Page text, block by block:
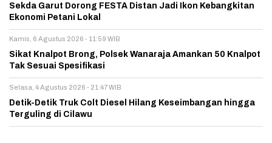
Sekda Garut Dorong FESTA Distan Jadi Ikon Kebangkitan
Ekonomi Petani Lokal
Kamis, 6 Agustus 2026 - 11:59 WIB
Sikat Knalpot Brong, Polsek Wanaraja Amankan 50 Knalpot
Tak Sesuai Spesifikasi
Selasa, 4 Agustus 2026 - 21:47 WIB
Detik-Detik Truk Colt Diesel Hilang Keseimbangan hingga
Terguling di Cilawu